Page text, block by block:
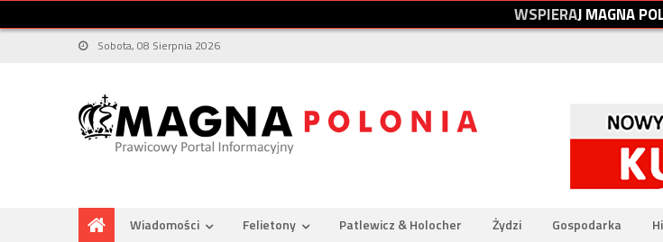
WSPIERAJMAGNAPO
Sobota, 08 Sierpnia 2026
Wiadomości Felietony Patlewicz & Holocher Żydzi Gospodarka